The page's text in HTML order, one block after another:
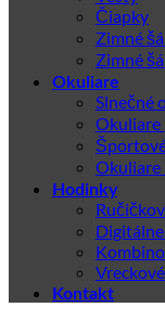
Čiapky
Zimné
Zimné
Okuliare
Slnečné
Okuliare
Okuliare
Hodinky
Kontakt